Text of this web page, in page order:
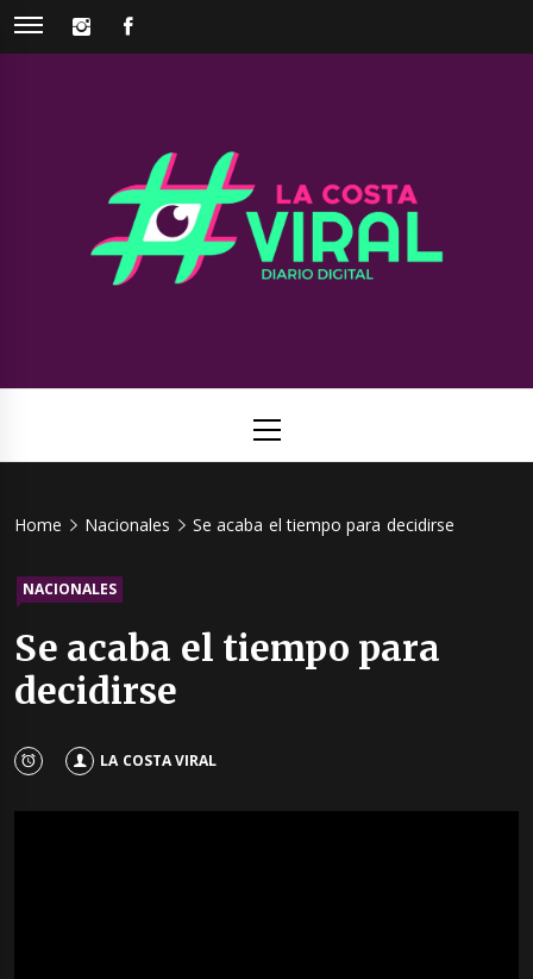
Skip
INSTAGRAM
Viral
Menu
Home Nacionales Se acaba el tiempo para decidirse
NACIONALES
Se acaba el tiempo para
decidirse
LA COSTA VIRAL